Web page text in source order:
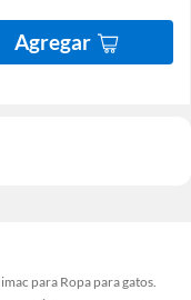
Agregar
para Ropa para gatos.